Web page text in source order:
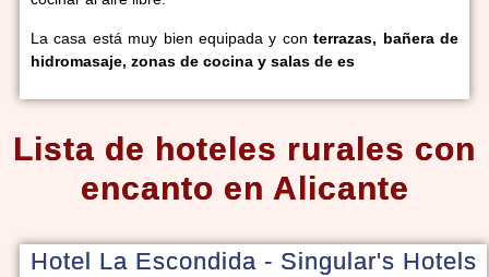
La casa está muy bien equipada y con terrazas, bañera de
hidromasaje, zonas de cocina y salas de es
Lista de hoteles rurales con
encanto en Alicante
Hotel La Escondida - Singular's Hotels